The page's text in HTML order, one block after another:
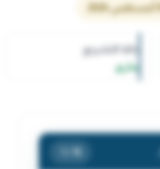
حالة التشريع
ساري